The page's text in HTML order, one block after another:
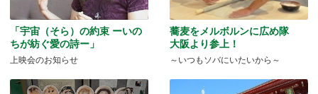
「宇宙（そら）の約束 ーいの
ちが紡ぐ愛の詩ー」
上映会のお知らせ
蕎麦をメルボルンに広め隊
大阪より参上！
～いつもソバにいたいから～